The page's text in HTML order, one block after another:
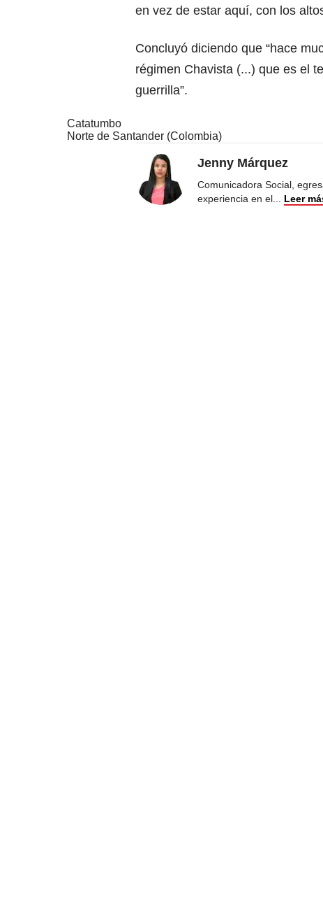
en vez de estar aquí, con los
Concluyó diciendo que “hace
régimen Chavista (...) que es el
guerrilla”.
Catatumbo
Norte de Santander (Colombia)
Jenny Márquez
Comunicadora Social,
experiencia en el... Leer